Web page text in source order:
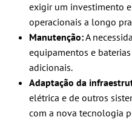
exigir um investimento
operacionais a longo
Manutenção:A
equipamentos e
adicionais.
Adaptação da
elétrica e de outros
com a nova tecnologia